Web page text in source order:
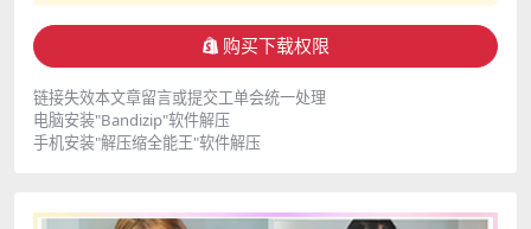
购买下载权限
链接失效本文章留言或提交工单会统一处理
电脑安装"Bandizip"软件解压
手机安装"解压缩全能王"软件解压